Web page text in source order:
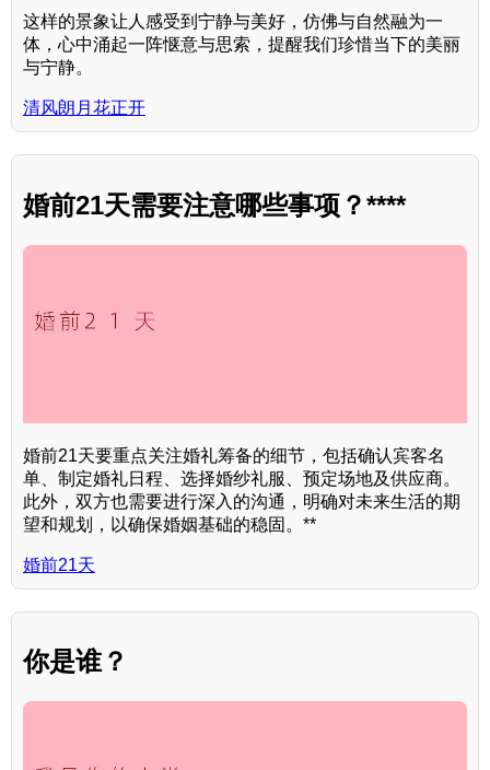
这样的景象让人感受到宁静与美好，仿佛与自然融为一
体，心中涌起一阵惬意与思索，提醒我们珍惜当下的美丽
与宁静。
清风朗月花正开
婚前21天需要注意哪些事项？****
婚前21天要重点关注婚礼筹备的细节，包括确认宾客名
单、制定婚礼日程、选择婚纱礼服、预定场地及供应商。
此外，双方也需要进行深入的沟通，明确对未来生活的期
望和规划，以确保婚姻基础的稳固。**
婚前21天
你是谁？